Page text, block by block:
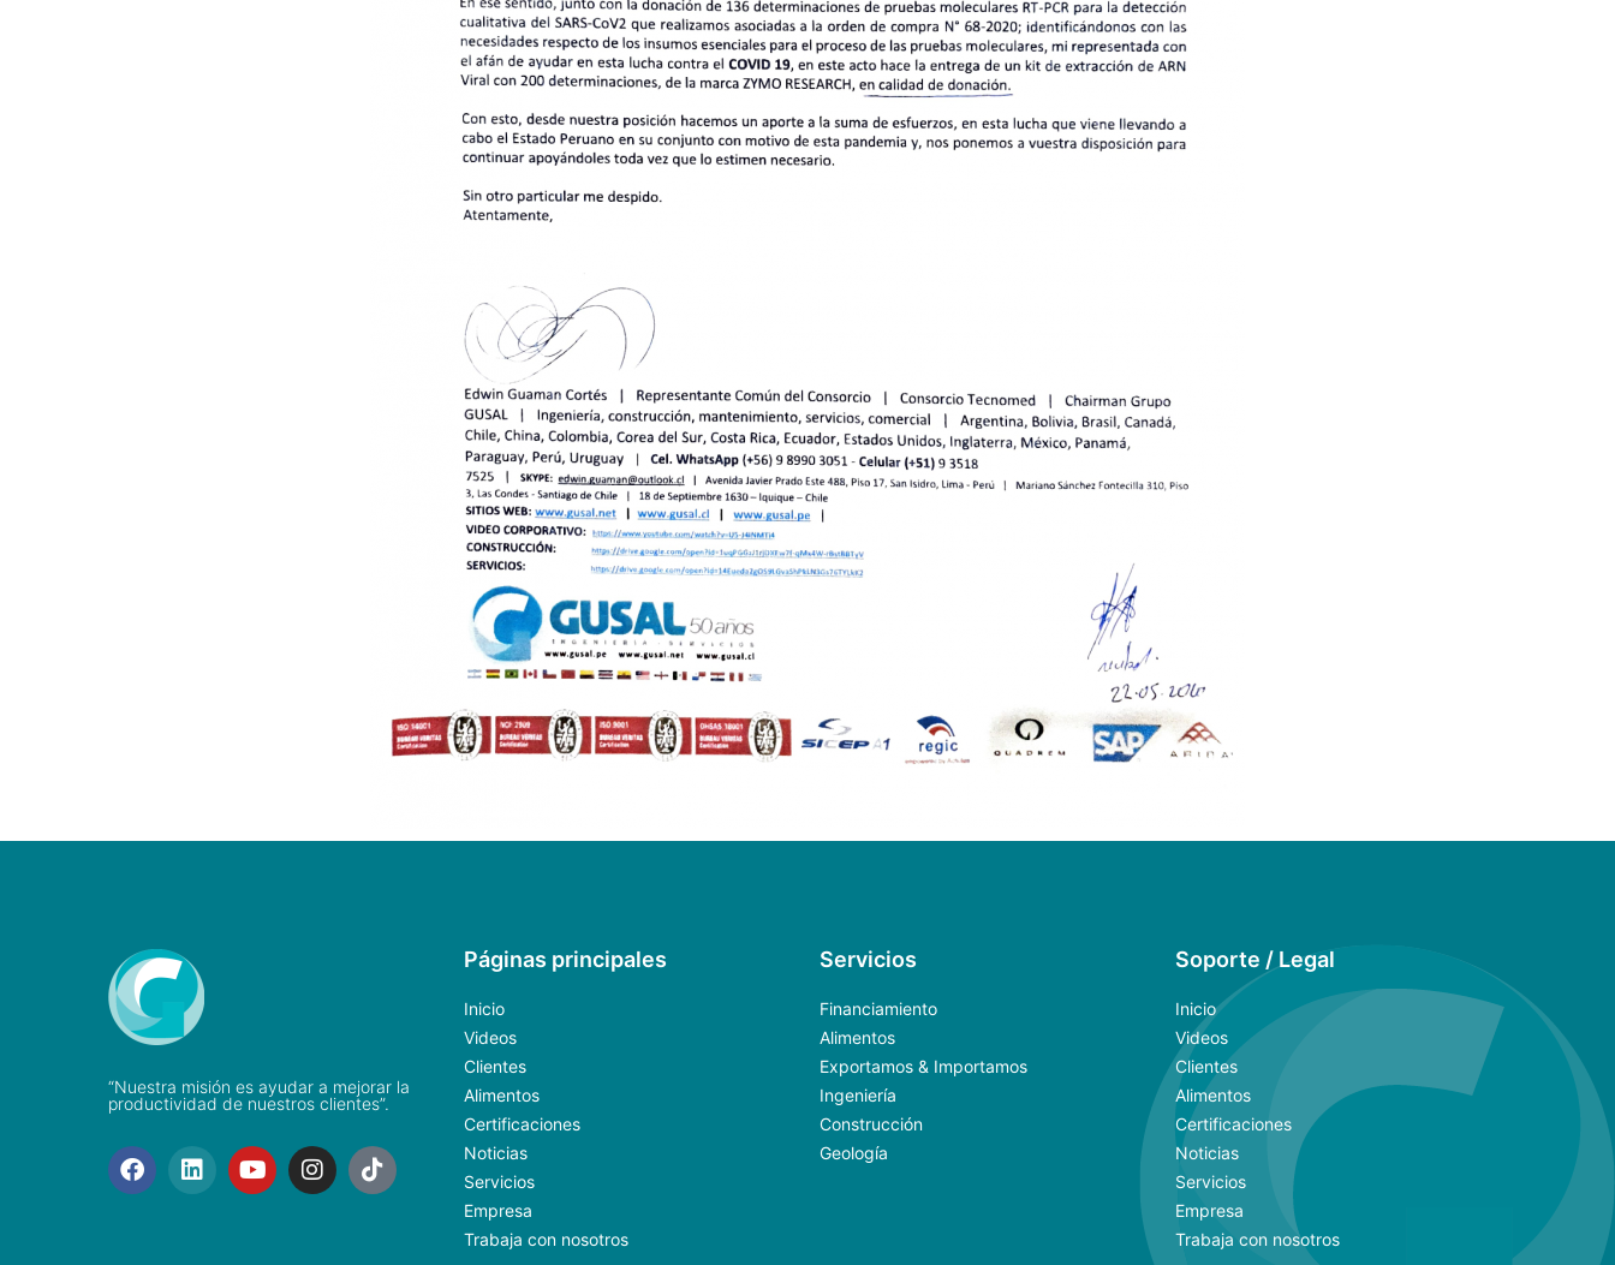
“Nuestra misión es ayudar a mejorar la
productividad de nuestros clientes”.
Páginas principales
Inicio
Videos
Clientes
Alimentos
Certificaciones
Noticias
Servicios
Empresa
Trabaja con nosotros
Servicios
Financiamiento
Alimentos
Exportamos & Importamos
Ingeniería
Construcción
Geología
Soporte / Legal
Inicio
Videos
Clientes
Alimentos
Certificaciones
Noticias
Servicios
Empresa
Trabaja con nosotros